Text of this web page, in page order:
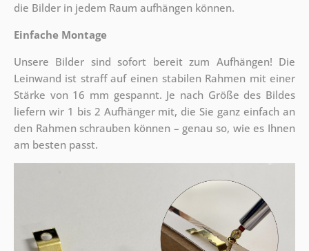
die Bilder in jedem Raum aufhängen können.
Einfache Montage
Unsere Bilder sind sofort bereit zum Aufhängen! Die
Leinwand ist straff auf einen stabilen Rahmen mit einer
Stärke von 16 mm gespannt. Je nach Größe des Bildes
liefern wir 1 bis 2 Aufhänger mit, die Sie ganz einfach an
den Rahmen schrauben können – genau so, wie es Ihnen
am besten passt.